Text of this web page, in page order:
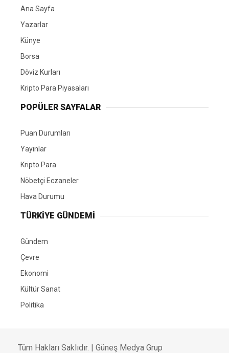
Ana Sayfa
Yazarlar
Künye
Borsa
Döviz Kurları
Kripto Para Piyasaları
POPÜLER SAYFALAR
Puan Durumları
Yayınlar
Kripto Para
Nöbetçi Eczaneler
Hava Durumu
TÜRKIYE GÜNDEMI
Gündem
Çevre
Ekonomi
Kültür Sanat
Politika
Tüm Hakları Saklıdır. | Güneş Medya Grup